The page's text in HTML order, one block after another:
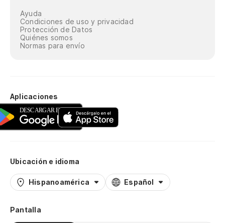
Ayuda
Condiciones de uso y privacidad
Protección de Datos
Quiénes somos
Normas para envío
Aplicaciones
Ubicación e idioma
Hispanoamérica Español
Pantalla